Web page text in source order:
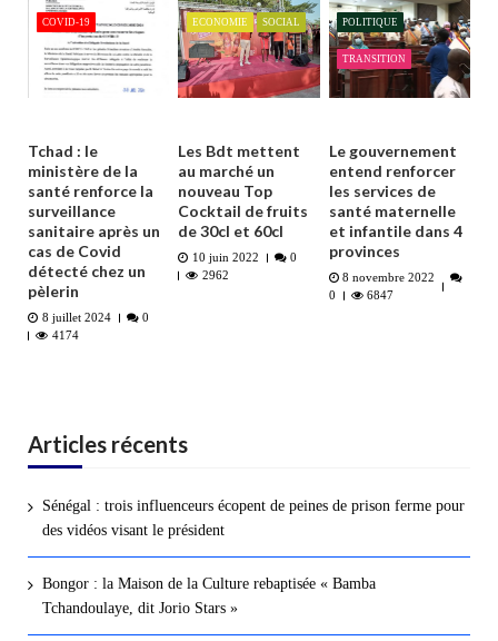
COVID-19
Tchad : le
ministère de la
santé renforce la
surveillance
sanitaire après un
cas de Covid
détecté chez un
pèlerin
8 juillet 2024
0
4174
ECONOMIE SOCIAL
Les Bdt mettent
au marché un
nouveau Top
Cocktail de fruits
de 30cl et 60cl
10 juin 2022
0
2962
POLITIQUE
TRANSITION
Le gouvernement
entend renforcer
les services de
santé maternelle
et infantile dans 4
provinces
8 novembre 2022
0
6847
Articles récents
Sénégal : trois influenceurs écopent de peines de prison ferme pour
des vidéos visant le président
Bongor : la Maison de la Culture rebaptisée « Bamba
Tchandoulaye, dit Jorio Stars »